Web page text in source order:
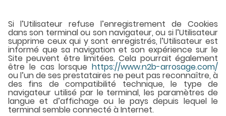
Si l’Utilisateur refuse l’enregistrement de Cookies
dans son terminal ou son navigateur, ou si l’Utilisateur
supprime ceux qui y sont enregistrés, l’Utilisateur est
informé que sa navigation et son expérience sur le
Site peuvent être limitées. Cela pourrait également
être le cas lorsque https://www.n2b-arrosage.com/
ou l’un de ses prestataires ne peut pas reconnaître, à
des fins de compatibilité technique, le type de
navigateur utilisé par le terminal, les paramètres de
langue et d’affichage ou le pays depuis lequel le
terminal semble connecté à Internet.